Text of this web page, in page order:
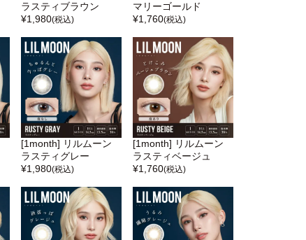
ラスティブラウン
¥1,980(税込)
マリーゴールド
¥1,760(税込)
[1month] リルムーン
ラスティグレー
¥1,980(税込)
[1month] リルムーン
ラスティベージュ
¥1,760(税込)